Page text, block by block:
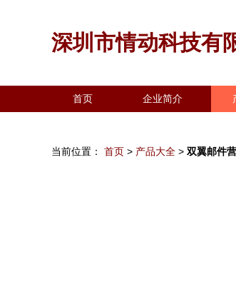
深圳市情动科技有
首页 企业简介
当前位置： 首页 > 产品大全 > 双翼邮件